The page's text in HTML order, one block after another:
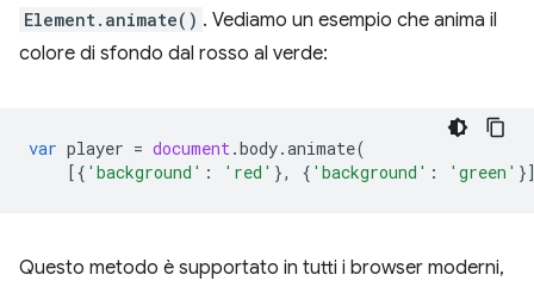
Element.animate() . Vediamo un esempio che anima il
colore di sfondo dal rosso al verde:
var player = document.body.animate(
[{ 'background' : 'red' }, { 'background' : 'green'
Questo metodo è supportato in tutti i browser moderni,